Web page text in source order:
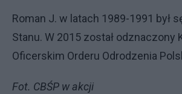
Roman J. w latach 1989-1991 był
Stanu. W 2015 został odznaczony
Oficerskim Orderu Odrodzenia
Fot. CBŚP w akcji